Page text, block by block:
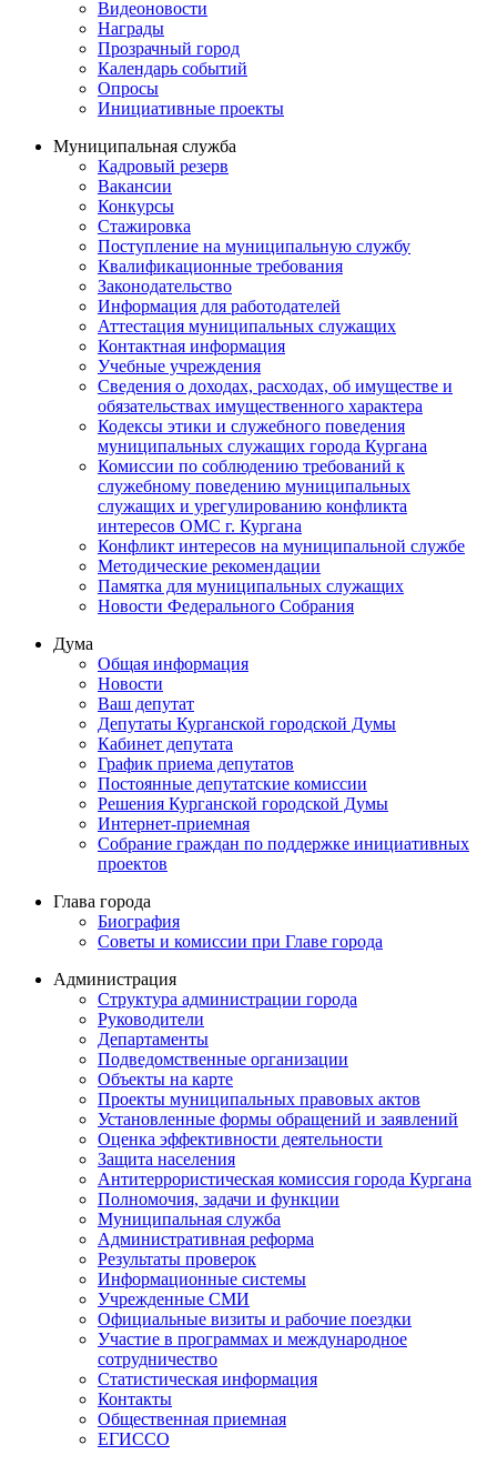
Видеоновости
Награды
Прозрачный город
Календарь событий
Опросы
Инициативные проекты
Муниципальная служба
Кадровый резерв
Вакансии
Конкурсы
Стажировка
Поступление на муниципальную службу
Квалификационные требования
Законодательство
Информация для работодателей
Аттестация муниципальных служащих
Контактная информация
Учебные учреждения
Сведения о доходах, расходах, об имуществе и
обязательствах имущественного характера
Кодексы этики и служебного поведения
муниципальных служащих города Кургана
Комиссии по соблюдению требований к
служебному поведению муниципальных
служащих и урегулированию конфликта
интересов ОМС г. Кургана
Конфликт интересов на муниципальной службе
Методические рекомендации
Памятка для муниципальных служащих
Новости Федерального Cобрания
Дума
Общая информация
Новости
Ваш депутат
Депутаты Курганской городской Думы
Кабинет депутата
График приема депутатов
Постоянные депутатские комиссии
Решения Курганской городской Думы
Интернет-приемная
Собрание граждан по поддержке инициативных
проектов
Глава города
Биография
Советы и комиссии при Главе города
Администрация
Структура администрации города
Руководители
Департаменты
Подведомственные организации
Объекты на карте
Проекты муниципальных правовых актов
Установленные формы обращений и заявлений
Оценка эффективности деятельности
Защита населения
Антитеррористическая комиссия города Кургана
Полномочия, задачи и функции
Муниципальная служба
Административная реформа
Результаты проверок
Информационные системы
Учрежденные СМИ
Официальные визиты и рабочие поездки
Участие в программах и международное
сотрудничество
Статистическая информация
Контакты
Общественная приемная
ЕГИССО